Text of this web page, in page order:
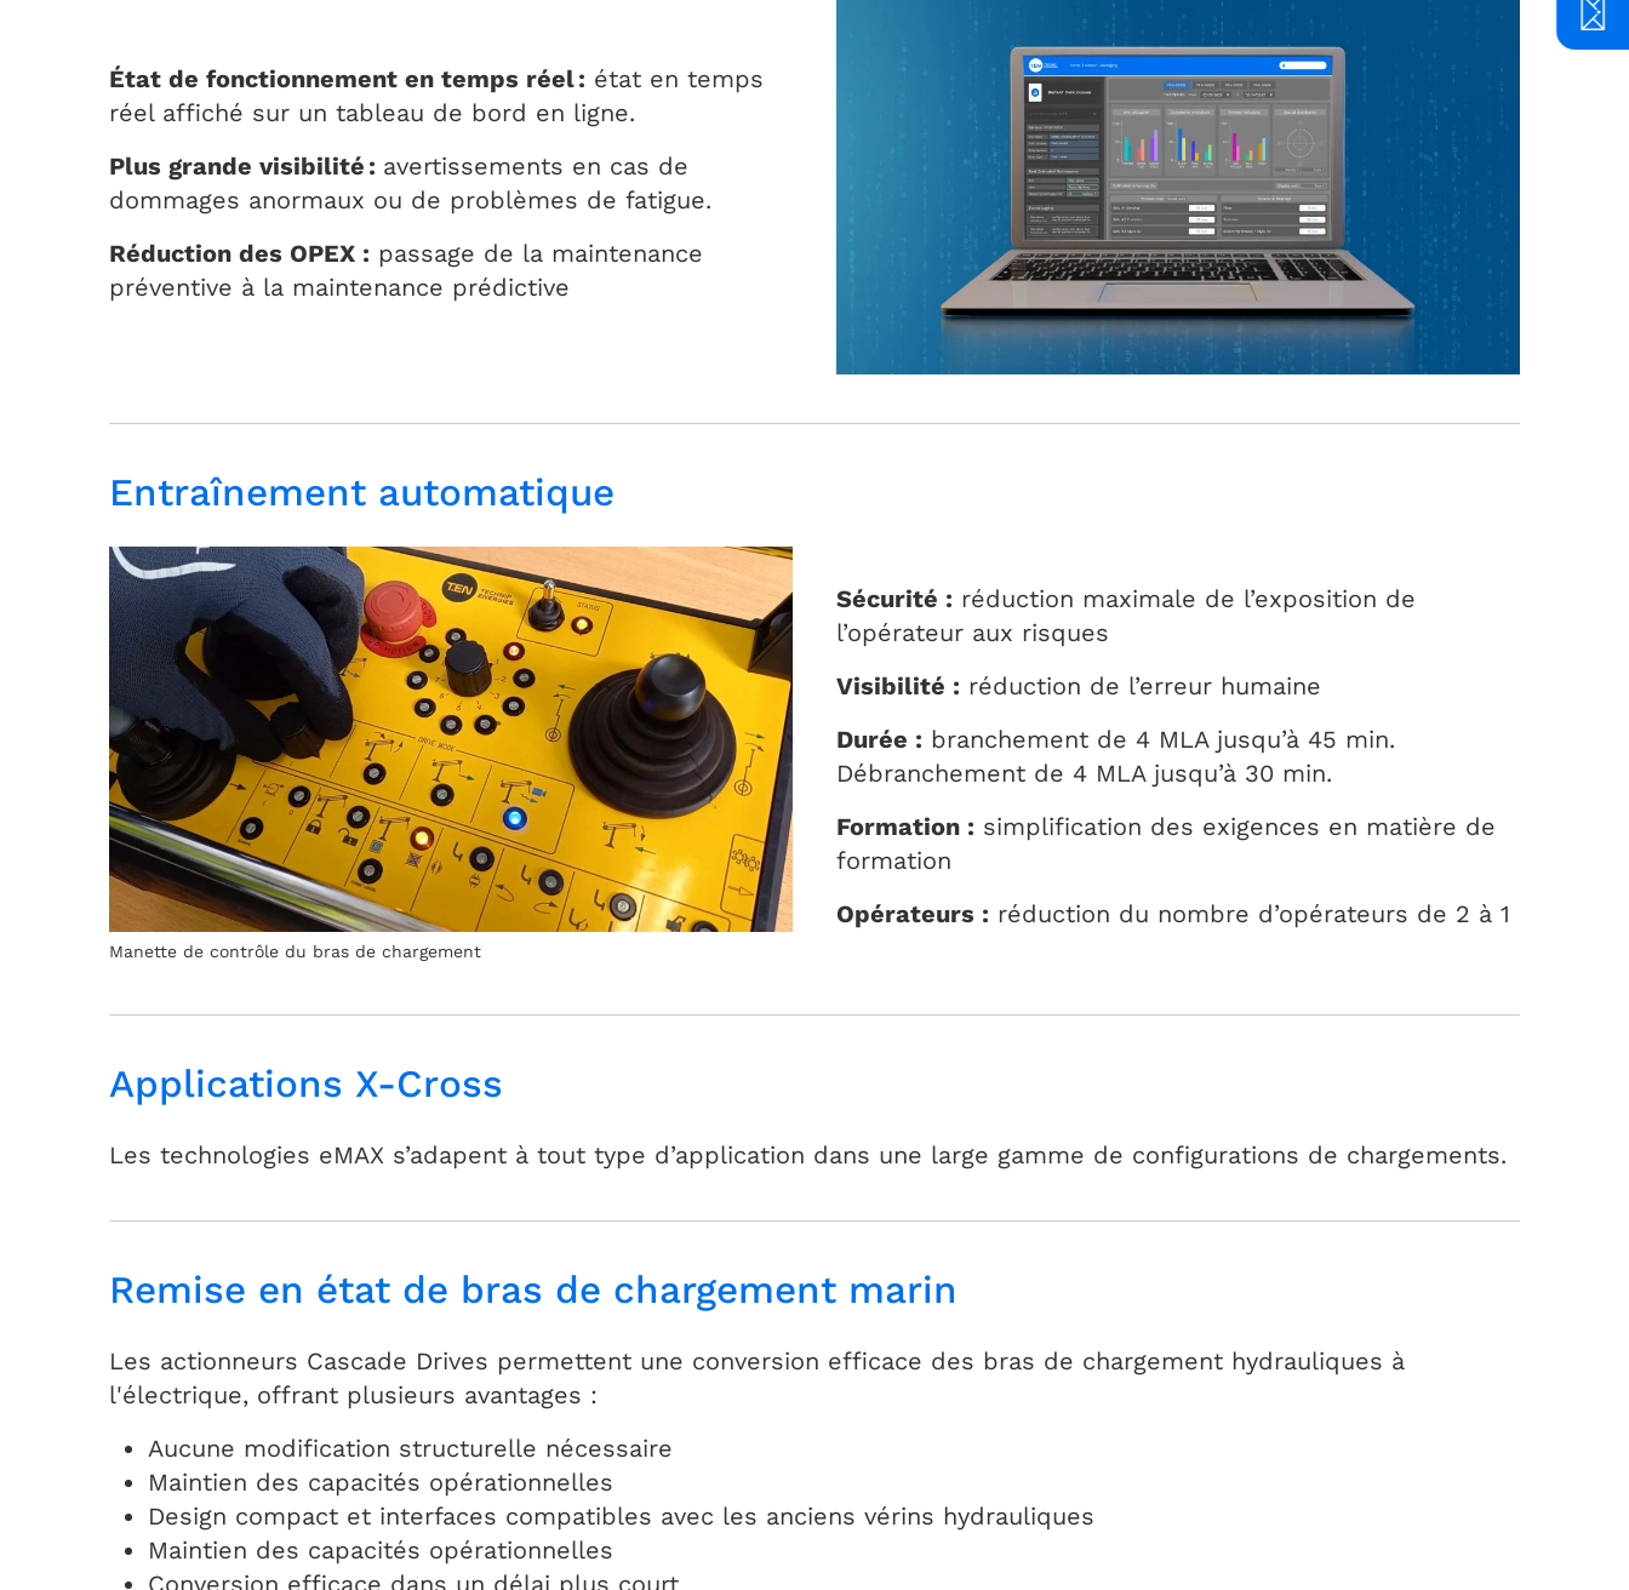
État de fonctionnement en temps réel : état en temps
réel affiché sur un tableau de bord en ligne.
Plus grande visibilité : avertissements en cas de
dommages anormaux ou de problèmes de fatigue.
Réduction des OPEX : passage de la maintenance
préventive à la maintenance prédictive
Entraînement automatique
Manette de contrôle du bras de chargement
Sécurité : réduction maximale de l’exposition de
l’opérateur aux risques
Visibilité : réduction de l’erreur humaine
Durée : branchement de 4 MLA jusqu’à 45 min.
Débranchement de 4 MLA jusqu’à 30 min.
Formation : simplification des exigences en matière de
formation
Opérateurs : réduction du nombre d’opérateurs de 2 à 1
Applications X-Cross
Les technologies eMAX s’adapent à tout type d’application dans une large gamme de configurations de chargements.
Remise en état de bras de chargement marin
Les actionneurs Cascade Drives permettent une conversion efficace des bras de chargement hydrauliques à
l'électrique, offrant plusieurs avantages :
Aucune modification structurelle nécessaire
Maintien des capacités opérationnelles
Design compact et interfaces compatibles avec les anciens vérins hydrauliques
Maintien des capacités opérationnelles
Conversion efficace dans un délai plus court